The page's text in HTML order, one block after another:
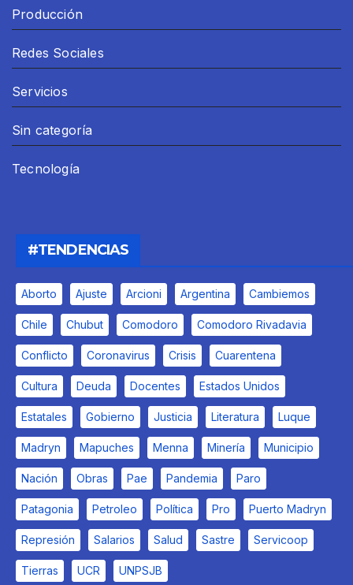
Producción
Redes Sociales
Servicios
Sin categoría
Tecnología
#TENDENCIAS
Aborto Ajuste Arcioni Argentina Cambiemos
Chile Chubut Comodoro Comodoro Rivadavia
Conflicto Coronavirus Crisis Cuarentena
Cultura Deuda Docentes Estados Unidos
Estatales Gobierno Justicia Literatura Luque
Madryn Mapuches Menna Minería Municipio
Nación Obras Pae Pandemia Paro
Patagonia Petroleo Política Pro Puerto Madryn
Represión Salarios Salud Sastre Servicoop
Tierras UCR UNPSJB